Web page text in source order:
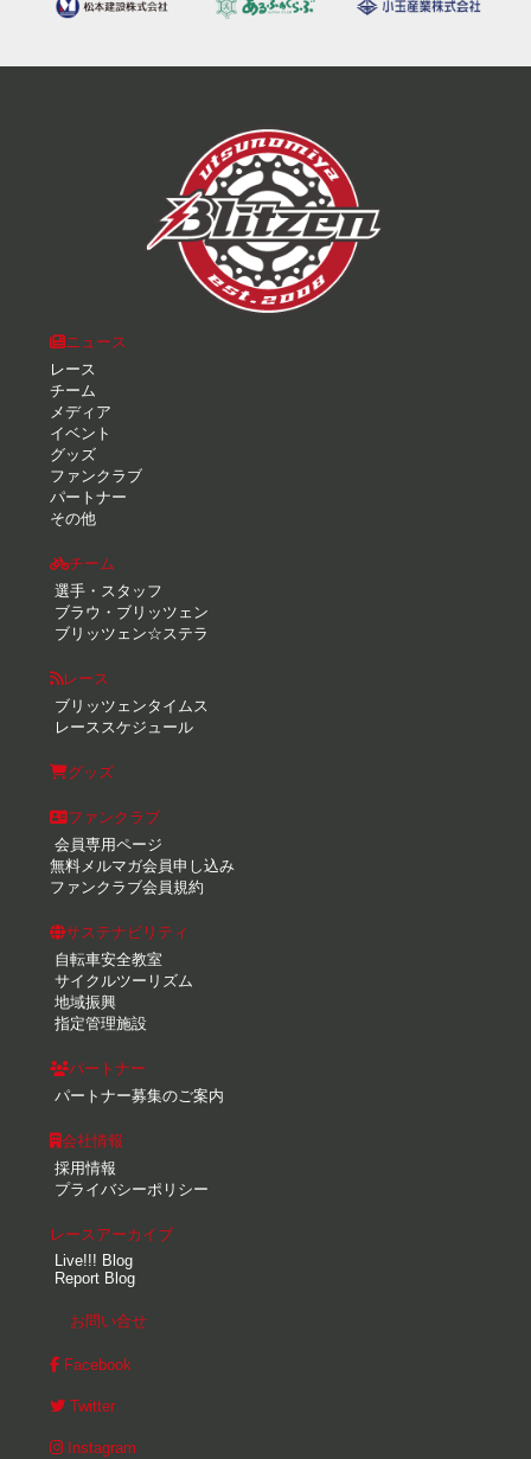
ニュース
レース
チーム
メディア
イベント
グッズ
ファンクラブ
パートナー
その他
チーム
選手・スタッフ
ブラウ・ブリッツェン
ブリッツェン☆ステラ
レース
ブリッツェンタイムス
レーススケジュール
グッズ
ファンクラブ
会員専用ページ
無料メルマガ会員申し込み
ファンクラブ会員規約
サステナビリティ
自転車安全教室
サイクルツーリズム
地域振興
指定管理施設
パートナー
パートナー募集のご案内
会社情報
採用情報
プライバシーポリシー
レースアーカイブ
Live!!! Blog
Report Blog
お問い合せ
Facebook
Twitter
Instagram